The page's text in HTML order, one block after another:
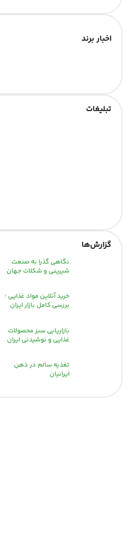
اخبار برند
تبلیغات
گزارش‌‌ها
نگاهی گذرا به صنعت
شیرینی و شکلات جهان
خرید آنلاین مواد غذایی ؛
بررسی کامل بازار ایران
بازاریابی سبز محصولات
غذایی و نوشیدنی ایران
تغذیه سالم در ذهن
ایرانیان